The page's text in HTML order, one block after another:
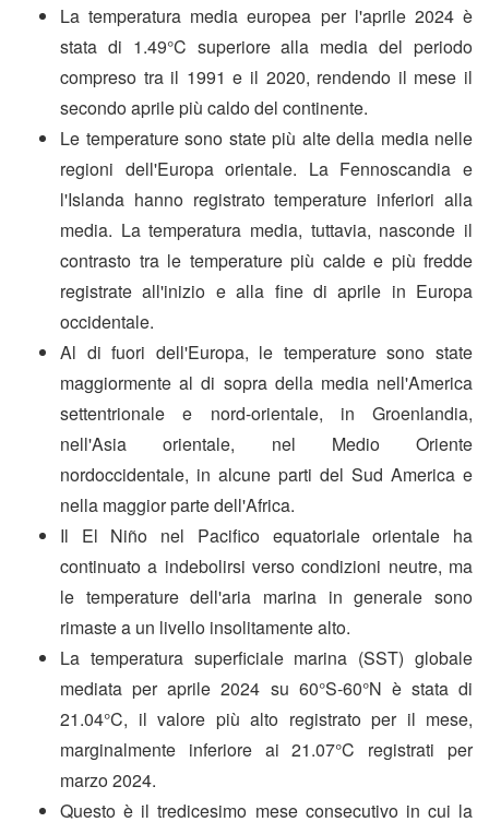
La temperatura media europea per l'aprile 2024 è
stata di 1.49°C superiore alla media del periodo
compreso tra il 1991 e il 2020, rendendo il mese il
secondo aprile più caldo del continente.
Le temperature sono state più alte della media nelle
regioni dell'Europa orientale. La Fennoscandia e
l'Islanda hanno registrato temperature inferiori alla
media. La temperatura media, tuttavia, nasconde il
contrasto tra le temperature più calde e più fredde
registrate all'inizio e alla fine di aprile in Europa
occidentale.
Al di fuori dell'Europa, le temperature sono state
maggiormente al di sopra della media nell'America
settentrionale e nord-orientale, in Groenlandia,
nell'Asia orientale, nel Medio Oriente
nordoccidentale, in alcune parti del Sud America e
nella maggior parte dell'Africa.
Il El Niño nel Pacifico equatoriale orientale ha
continuato a indebolirsi verso condizioni neutre, ma
le temperature dell'aria marina in generale sono
rimaste a un livello insolitamente alto.
La temperatura superficiale marina (SST) globale
mediata per aprile 2024 su 60°S-60°N è stata di
21.04°C, il valore più alto registrato per il mese,
marginalmente inferiore ai 21.07°C registrati per
marzo 2024.
Questo è il tredicesimo mese consecutivo in cui la